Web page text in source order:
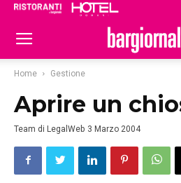
Home Gestione
Aprire un
Team di LegalWeb 3 Marzo 2004